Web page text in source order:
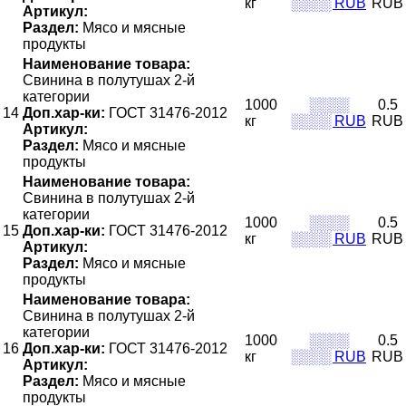
Артикул:
Раздел: Мясо и мясные
продукты
14
Наименование товара:
Свинина в полутушах 2-й
категории
Доп.хар-ки: ГОСТ 31476-2012
Артикул:
Раздел: Мясо и мясные
продукты
1000
кг
░░░░
░░░░ RUB
0.5
RUB
15
Наименование товара:
Свинина в полутушах 2-й
категории
Доп.хар-ки: ГОСТ 31476-2012
Артикул:
Раздел: Мясо и мясные
продукты
1000
кг
░░░░
░░░░ RUB
0.5
RUB
16
Наименование товара:
Свинина в полутушах 2-й
категории
Доп.хар-ки: ГОСТ 31476-2012
Артикул:
Раздел: Мясо и мясные
продукты
1000
кг
░░░░
░░░░ RUB
0.5
RUB